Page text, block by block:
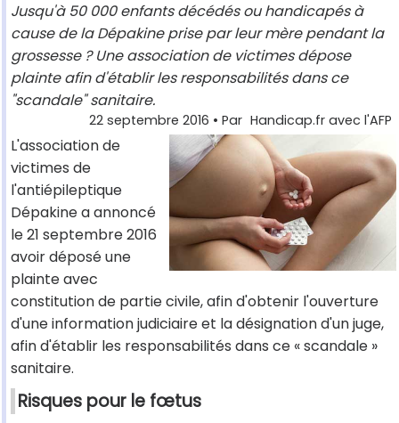
Jusqu'à 50 000 enfants décédés ou handicapés à
cause de la Dépakine prise par leur mère pendant la
grossesse ? Une association de victimes dépose
plainte afin d'établir les responsabilités dans ce
"scandale" sanitaire.
22 septembre 2016 • Par Handicap.fr avec l'AFP
L'association de
victimes de
l'antiépileptique
Dépakine a annoncé
le 21 septembre 2016
avoir déposé une
plainte avec
constitution de partie civile, afin d'obtenir l'ouverture
d'une information judiciaire et la désignation d'un juge,
afin d'établir les responsabilités dans ce « scandale »
sanitaire.
Risques pour le fœtus